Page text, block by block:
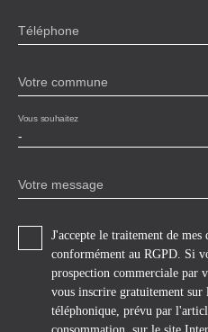
Téléphone
Votre commune
-
Vous souhaitez
Votre message
J'accepte le traitement de mes
conformément au RGPD. Si
prospection commerciale par
vous inscrire gratuitement sur
téléphonique, prévu par